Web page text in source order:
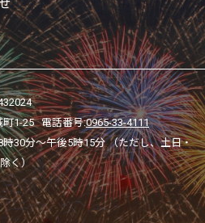
町1-25 電話番号:0965-33-4111
30分～午後5時15分 （ただし、土日・
く）